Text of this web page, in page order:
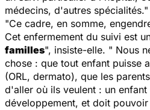
médecins, d'autres spécialités."
"Ce cadre, en somme,
Cet enfermement du suivi est
familles", insiste-elle. " Nous
chose : que tout enfant puisse
(ORL, dermato), que les
d'aller où ils veulent : un enfant
développement, et doit